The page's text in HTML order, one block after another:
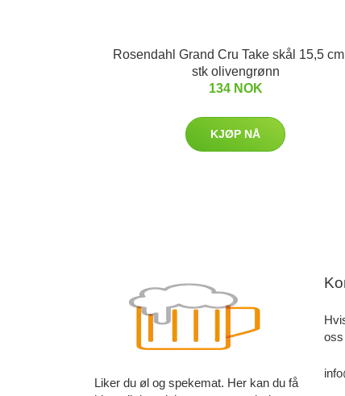
Rosendahl Grand Cru Take skål 15,5
stk olivengrønn
134 NOK
KJØP NÅ
Liker du øl og spekemat. Her kan du få
oss